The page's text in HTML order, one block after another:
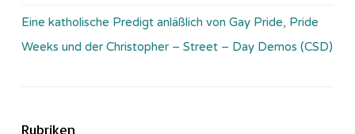
Eine katholische Predigt anläßlich von Gay Pride, Pride
Weeks und der Christopher – Street – Day Demos (CSD)
Rubriken